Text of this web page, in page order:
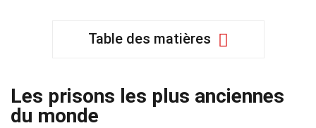
Table des matières
Les prisons les plus anciennes
du monde